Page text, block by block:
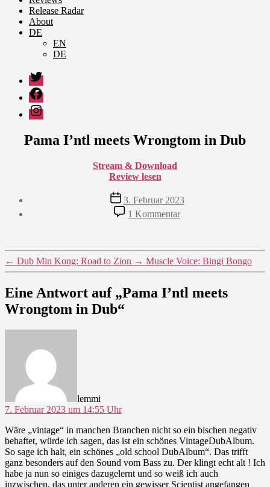
Release Radar
About
DE
EN
DE
Twitter
Facebook
Instagram
Pama I’ntl meets Wrongtom in Dub
Stream & Download
Review lesen
Veröffentlichungsdatum
3. Februar 2023
1 Kommentarzu
Pama
Wrongtom
in
Dub
← Dub Min Kong: Road to Zion → Muscle Voice: Bingi Bongo
Eine Antwort auf „Pama I’ntl meets
Wrongtom in Dub“
lemmi
7. Februar 2023 um 14:55 Uhr
Wäre „vintage“ in manchen Branchen nicht so ein bischen negativ
behaftet, würde ich sagen, das ist ein schönes VintageDubAlbum.
So sage ich halt, ein schönes „old school DubAlbum“. Das trifft
ganz besonders auf den Sound vom Bass zu. Der klingt echt alt ! Ich
habe ja nun so einiges dazugelernt und so weiß ich auch
inzwischen, das unter anderen ein gewisser Scientist angefangen